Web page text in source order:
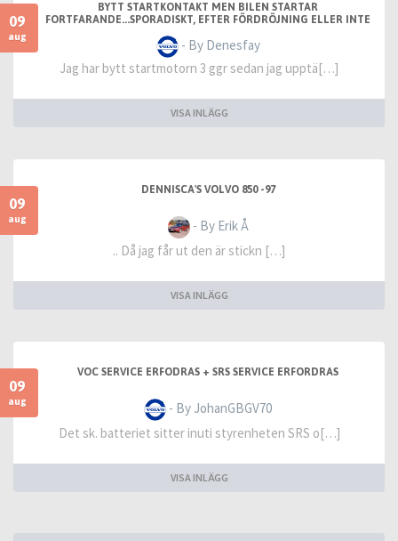
09
aug
BYTT STARTKONTAKT MEN BILEN STARTAR
FORTFARANDE...SPORADISKT, EFTER FÖRDRÖJNING ELLER INTE
- By Denesfay
Jag har bytt startmotorn 3 ggr sedan jag upptä[…]
VISA INLÄGG
09
aug
DENNISCA'S VOLVO 850 -97
- By Erik Å
.. Då jag får ut den är stickn […]
VISA INLÄGG
09
aug
VOC SERVICE ERFODRAS + SRS SERVICE ERFORDRAS
- By JohanGBGV70
Det sk. batteriet sitter inuti styrenheten SRS o[…]
VISA INLÄGG